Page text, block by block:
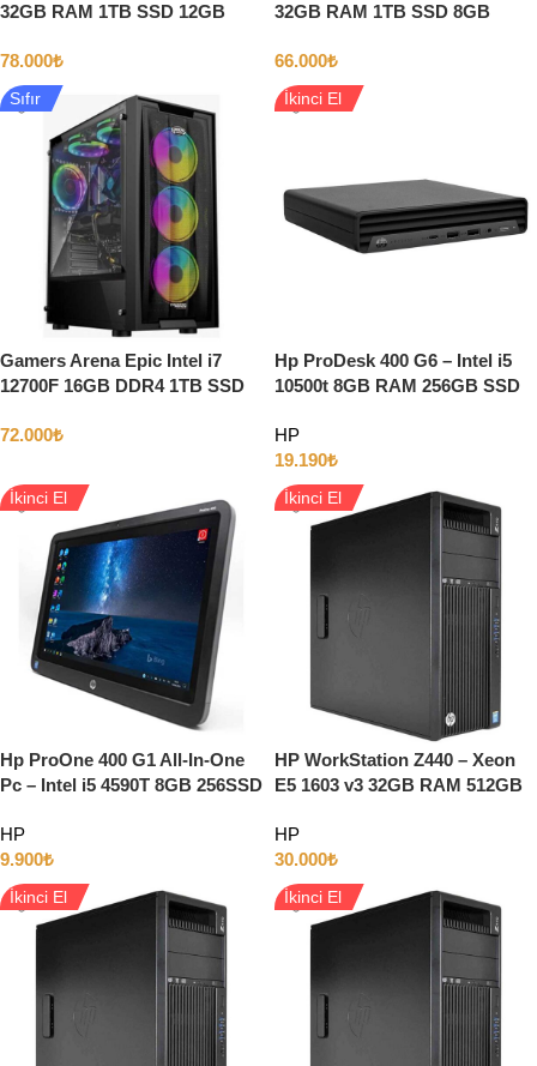
32GB RAM 1TB SSD 12GB
78.000₺
32GB RAM 1TB SSD 8GB
66.000₺
Sıfır
Gamers Arena Epic Intel i7
12700F 16GB DDR4 1TB SSD
Gaming Pc
72.000₺
İkinci El
Hp ProDesk 400 G6 – Intel i5
10500t 8GB RAM 256GB SSD
HP
19.190₺
İkinci El
Hp ProOne 400 G1 All-In-One
Pc – Intel i5 4590T 8GB 256SSD
HP
9.900₺
İkinci El
HP WorkStation Z440 – Xeon
E5 1603 v3 32GB RAM 512GB
HP
30.000₺
İkinci El İkinci El